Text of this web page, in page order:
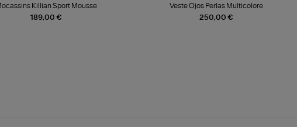
189,00 €
Killian Sport Mousse
250,00 €
Veste Ojos Perlas Multicolore